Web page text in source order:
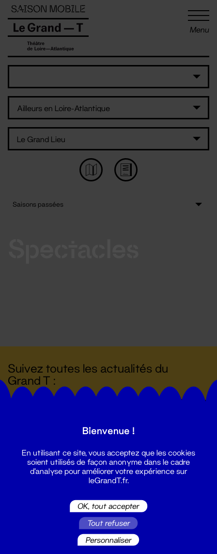
Menu
Suivez toutes les actualités du
Grand T :
billetterie@leGrandT.fr
Du lundi au vendredi 14h → 18h
Panneau de gestion des cookies
Bienvenue !
En utilisant ce site, vous acceptez que les cookies
soient utilisés de façon anonyme dans le cadre
d'analyse pour améliorer votre expérience sur
leGrandT.fr.
OK, tout accepter
Tout refuser
Personnaliser